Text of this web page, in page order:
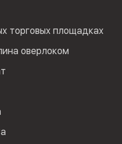
торговых площадках
оверлоком